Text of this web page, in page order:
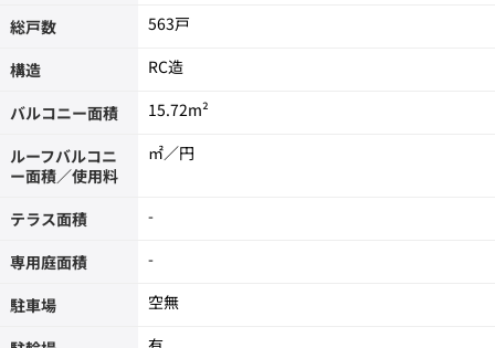
総戸数 563戸
構造 RC造
バルコニー面積 15.72m²
ルーフバルコニ
ー面積／使用料
㎡／円
テラス面積 -
専用庭面積 -
駐車場 空無